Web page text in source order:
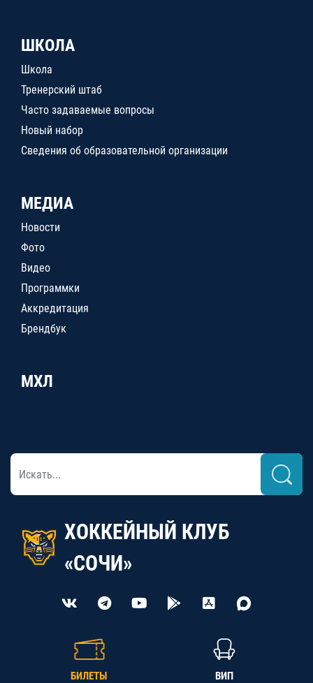
ШКОЛА
Школа
Тренерский штаб
Часто задаваемые вопросы
Новый набор
Сведения об образовательной организации
МЕДИА
Новости
Фото
Видео
Программки
Аккредитация
Брендбук
МХЛ
ХОККЕЙНЫЙ КЛУБ
«СОЧИ»
БИЛЕТЫ ВИП